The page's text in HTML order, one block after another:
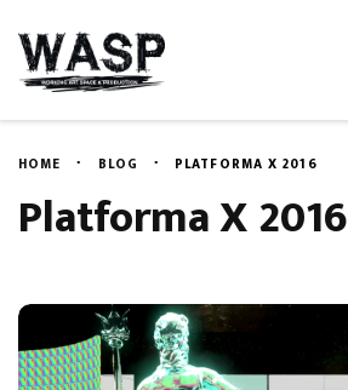
HOME BLOG PLATFORMA X 2016
Platforma X 2016